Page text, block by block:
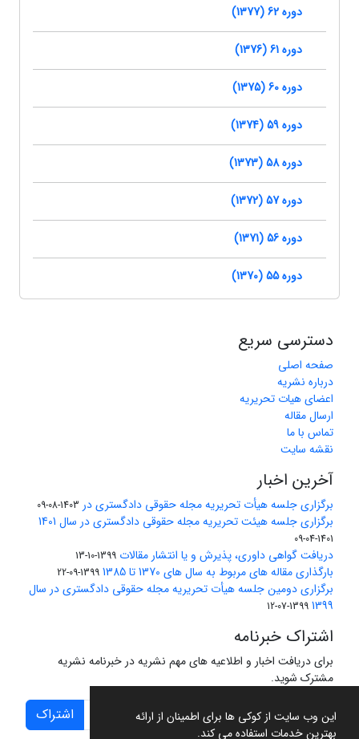
این وب سایت از کوکی ها برای اطمینان از ارائه
بهترین خدمات استفاده می کند.
دوره 62 (1377)
دوره 61 (1376)
دوره 60 (1375)
دوره 59 (1374)
دوره 58 (1373)
دوره 57 (1372)
دوره 56 (1371)
دوره 55 (1370)
دسترسی سریع
صفحه اصلی
درباره نشریه
اعضای هیات تحریریه
ارسال مقاله
تماس با ما
نقشه سایت
آخرین اخبار
برگزاری جلسه هیأت تحریریه مجله حقوقی دادگستری در 1403-08-09
برگزاری جلسه هیئت تحریریه مجله حقوقی دادگستری در سال 1401
1401-04-09
دریافت گواهی داوری، پذیرش و یا انتشار مقالات 1399-10-13
بارگذاری مقاله های مربوط به سال های 1370 تا 1385 1399-09-22
برگزاری دومین جلسه هیأت تحریریه مجله حقوقی دادگستری در سال
1399
1399-07-12
اشتراک خبرنامه
برای دریافت اخبار و اطلاعیه های مهم نشریه در خبرنامه نشریه
مشترک شوید.
اشتراک